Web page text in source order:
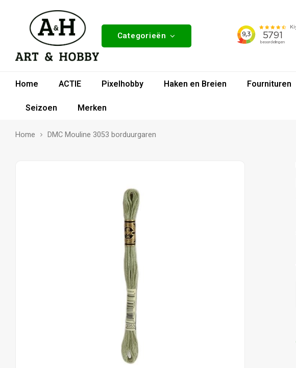
Categorieën
Home ACTIE Pixelhobby Haken en Breien Fournituren
Seizoen
Merken
Home DMC Mouline 3053 borduurgaren